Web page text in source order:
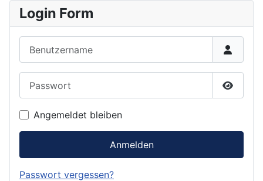
Login Form
Angemeldet bleiben
Anmelden
Passwort vergessen?